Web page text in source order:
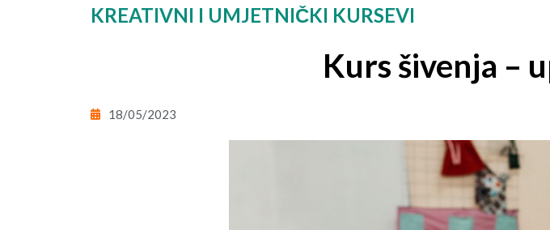
KREATIVNI I UMJETNIČKI KURSEVI
Kurs šivenja –
18/05/2023